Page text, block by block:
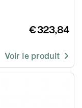
€ 323,84
Voir le produit